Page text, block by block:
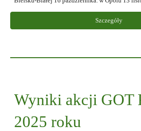
Szczegóły
Wyniki akcji GOT
2025 roku